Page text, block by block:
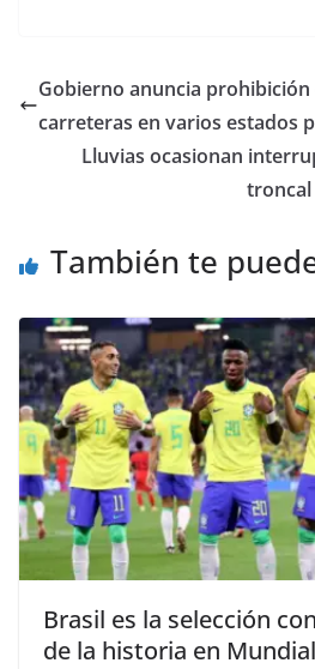
Gobierno anuncia
carreteras en varios estados
Lluvias ocasionan
troncal
También te
Brasil es la selección
de la historia en